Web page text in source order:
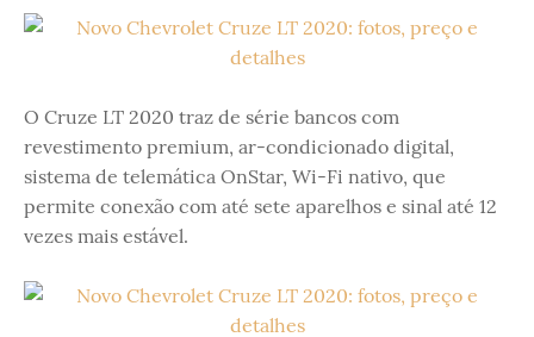
O Cruze LT 2020 traz de série bancos com
revestimento premium, ar-condicionado digital,
sistema de telemática OnStar, Wi-Fi nativo, que
permite conexão com até sete aparelhos e sinal até 12
vezes mais estável.